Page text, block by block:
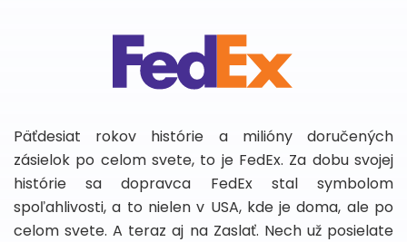
Päťdesiat rokov histórie a milióny doručených
zásielok po celom svete, to je FedEx. Za dobu svojej
histórie sa dopravca FedEx stal symbolom
spoľahlivosti, a to nielen v USA, kde je doma, ale po
celom svete. A teraz aj na Zaslať. Nech už posielate